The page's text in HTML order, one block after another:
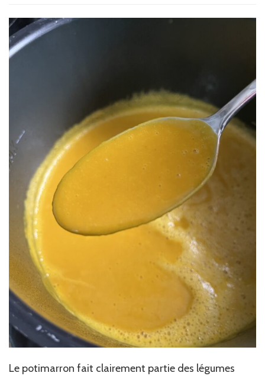
potimarron
Le potimarron fait clairement partie des légumes